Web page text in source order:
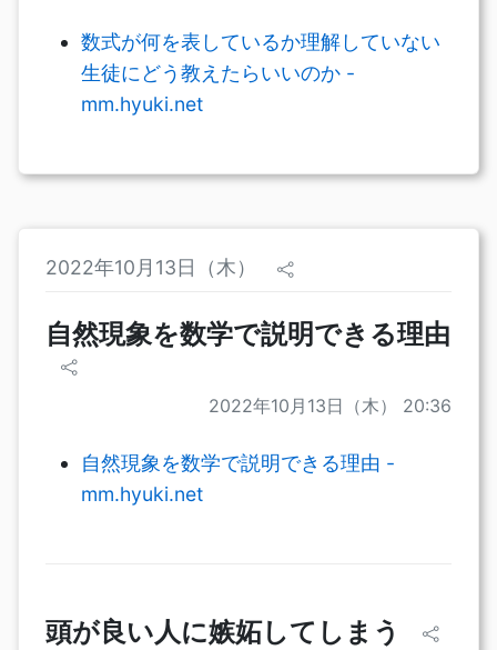
数式が何を表しているか理解していない
生徒にどう教えたらいいのか -
mm.hyuki.net
2022年10月13日（木）
自然現象を数学で説明できる理由
2022年10月13日（木） 20:36
自然現象を数学で説明できる理由 -
mm.hyuki.net
頭が良い人に嫉妬してしまう